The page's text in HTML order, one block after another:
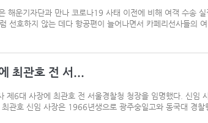
해운기자단과 만나 코로나19 사태 이전에 비해 여객 수송
선호하지 않는 데다 항공편이 늘어나면서 카페리선사들의
최관호 전 서...
제6대 사장에 최관호 전 서울경찰청 청장을 임명했다. 신임
호 신임 사장은 1966년생으로 광주숭일고와 동국대 경찰